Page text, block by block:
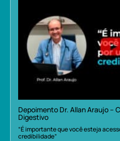
Depoimento Dr. Allan Araujo –
Digestivo
“É importante que você esteja
credibilidade”